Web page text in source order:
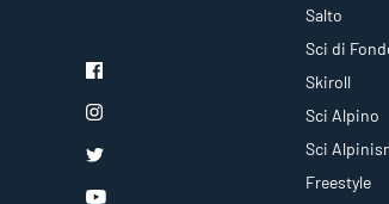
Salto
Sci di
Skiroll
Sci Alpino
Sci
Freestyle